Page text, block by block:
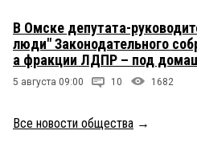
В Омске депутата-
люди" Законодательного
а фракции ЛДПР – под
5 августа 09:00 10 1682
Все новости общества →